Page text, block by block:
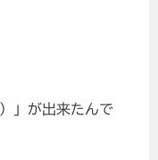
」が出来たんで